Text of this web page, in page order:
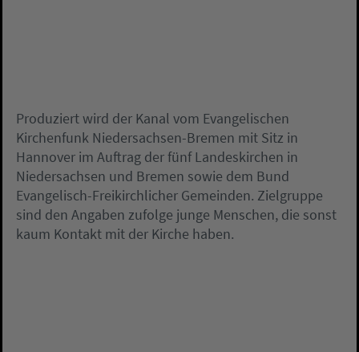
Produziert wird der Kanal vom Evangelischen
Kirchenfunk Niedersachsen-Bremen mit Sitz in
Hannover im Auftrag der fünf Landeskirchen in
Niedersachsen und Bremen sowie dem Bund
Evangelisch-Freikirchlicher Gemeinden. Zielgruppe
sind den Angaben zufolge junge Menschen, die sonst
kaum Kontakt mit der Kirche haben.